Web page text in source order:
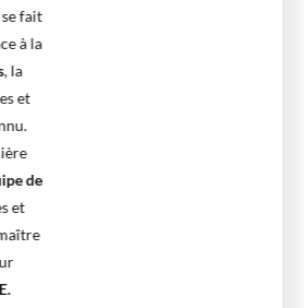
se fait
à la
, la
et
de
et
maître